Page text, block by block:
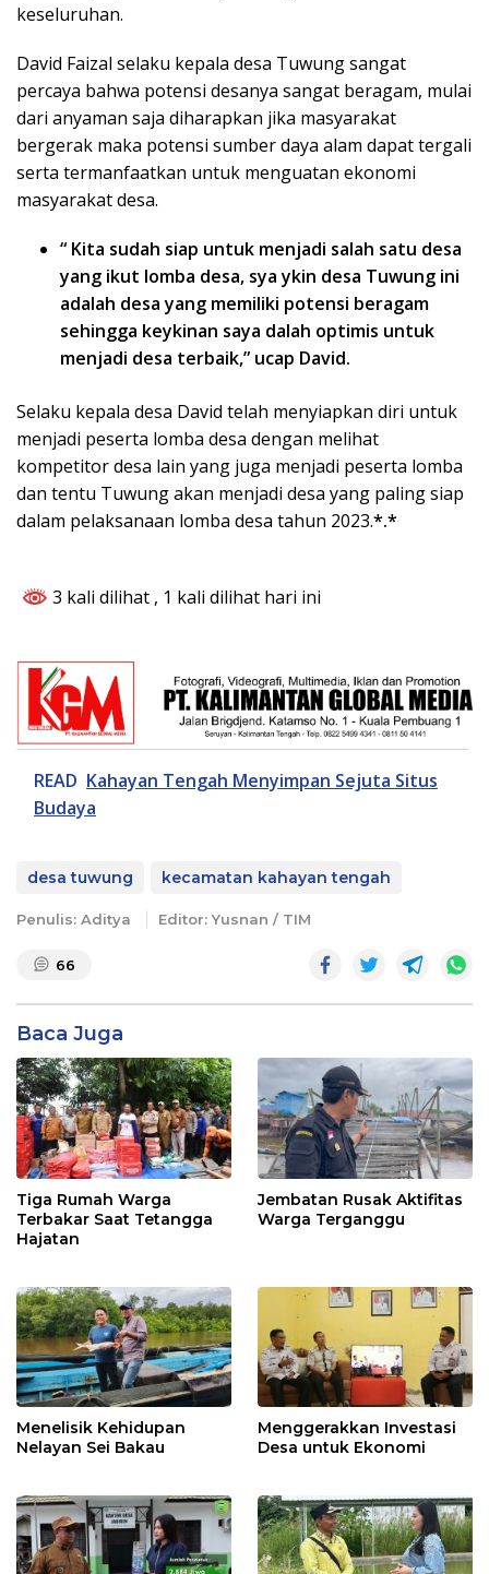
keseluruhan.
David Faizal selaku kepala desa Tuwung sangat
percaya bahwa potensi desanya sangat beragam, mulai
dari anyaman saja diharapkan jika masyarakat
bergerak maka potensi sumber daya alam dapat tergali
serta termanfaatkan untuk menguatan ekonomi
masyarakat desa.
“ Kita sudah siap untuk menjadi salah satu desa
yang ikut lomba desa, sya ykin desa Tuwung ini
adalah desa yang memiliki potensi beragam
sehingga keykinan saya dalah optimis untuk
menjadi desa terbaik,” ucap David.
Selaku kepala desa David telah menyiapkan diri untuk
menjadi peserta lomba desa dengan melihat
kompetitor desa lain yang juga menjadi peserta lomba
dan tentu Tuwung akan menjadi desa yang paling siap
dalam pelaksanaan lomba desa tahun 2023.*.*
3 kali dilihat , 1 kali dilihat hari ini
READ Kahayan Tengah Menyimpan Sejuta Situs
Budaya
desa tuwung kecamatan kahayan tengah
Penulis: Aditya Editor: Yusnan / TIM
66
Baca Juga
Tiga Rumah Warga
Terbakar Saat Tetangga
Hajatan
Jembatan Rusak Aktifitas
Warga Terganggu
Menelisik Kehidupan
Nelayan Sei Bakau
Menggerakkan Investasi
Desa untuk Ekonomi